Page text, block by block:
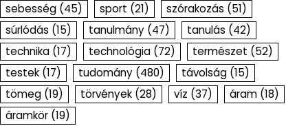
sebesség (45) sport (21) szórakozás (51)
súrlódás (15) tanulmány (47) tanulás (42)
technika (17) technológia (72) természet (52)
testek (17) tudomány (480) távolság (15)
tömeg (19) törvények (28) víz (37) áram (18)
áramkör (19)